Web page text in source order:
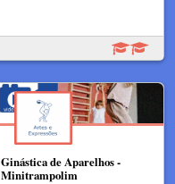
Ginástica de Aparelhos -
Minitrampolim